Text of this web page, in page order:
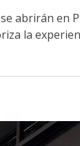
abrirán en
la